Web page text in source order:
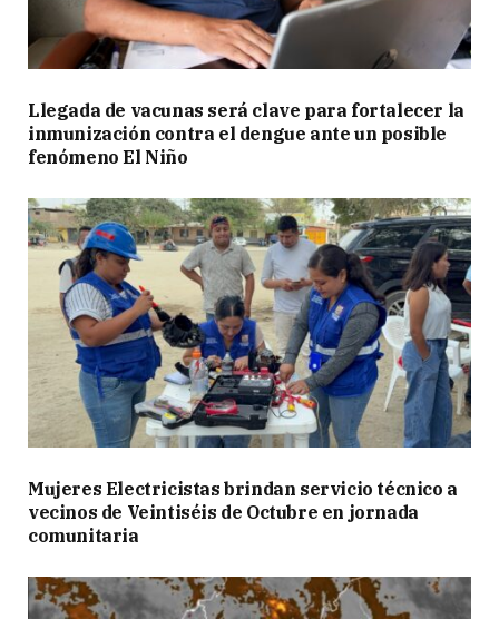
Llegada de vacunas será clave para fortalecer la
inmunización contra el dengue ante un posible
fenómeno El Niño
Mujeres Electricistas brindan servicio técnico a
vecinos de Veintiséis de Octubre en jornada
comunitaria